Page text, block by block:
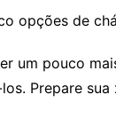
opções de
um pouco
Prepare sua